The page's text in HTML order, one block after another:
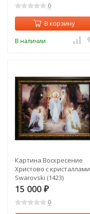
0
В корзину
В наличии
Картина Воскресение
Христово с кристаллами
Swarovski (1423)
15 000 ₽
0